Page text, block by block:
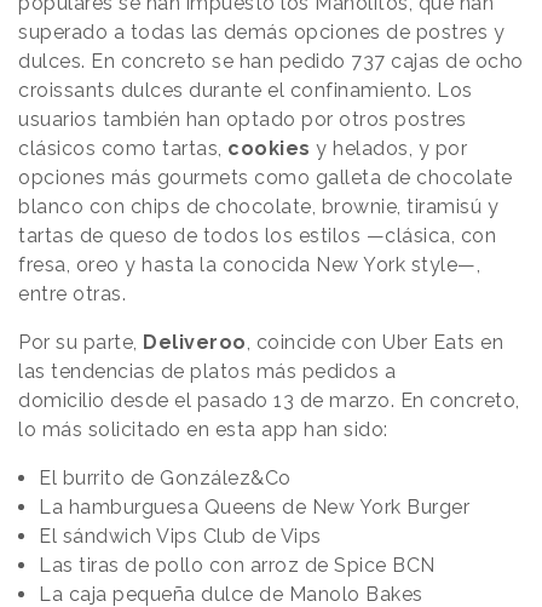
superado a todas las demás opciones de postres y
dulces. En concreto se han pedido 737 cajas de ocho
croissants dulces durante el confinamiento. Los
usuarios también han optado por otros postres
clásicos como tartas, cookies y helados, y por
opciones más gourmets como galleta de chocolate
blanco con chips de chocolate, brownie, tiramisú y
tartas de queso de todos los estilos —clásica, con
fresa, oreo y hasta la conocida New York style—,
entre otras.
Por su parte, Deliveroo , coincide con Uber Eats en
las tendencias de platos más pedidos a
domicilio desde el pasado 13 de marzo. En concreto,
lo más solicitado en esta app han sido:
El burrito de González&Co
La hamburguesa Queens de New York Burger
El sándwich Vips Club de Vips
Las tiras de pollo con arroz de Spice BCN
La caja pequeña dulce de Manolo Bakes